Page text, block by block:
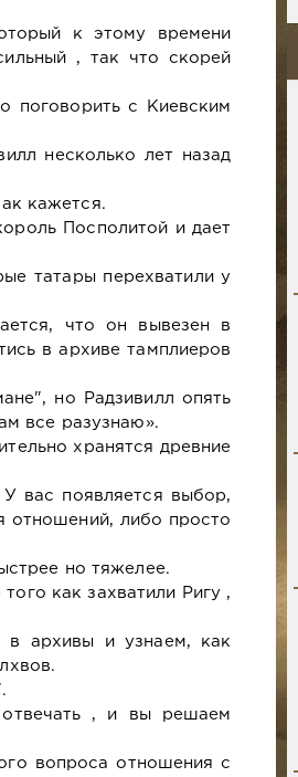
к этому времени
, так что скорей
поговорить с Киевским
несколько лет назад
кажется.
Посполитой и дает
татары перехватили у
что он вывезен в
в архиве тамплиеров
но Радзивилл опять
все разузнаю».
хранятся древние
вас появляется выбор,
отношений, либо просто
но тяжелее.
как захватили Ригу ,
в архивы и узнаем, как
отвечать , и вы решаем
вопроса отношения с